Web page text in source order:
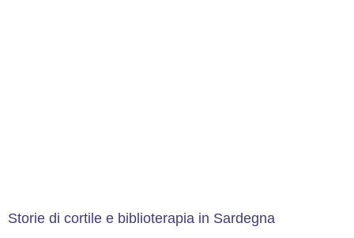
Storie di cortile e biblioterapia in Sardegna